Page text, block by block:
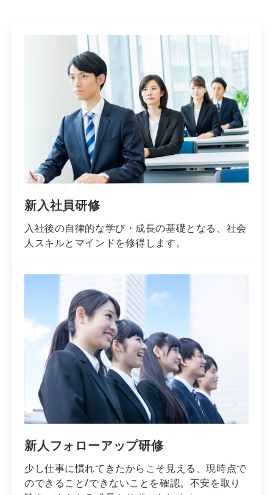
新入社員研修
入社後の自律的な学び・成長の基礎となる、社会
人スキルとマインドを修得します。
新人フォローアップ研修
少し仕事に慣れてきたからこそ見える、現時点で
のできること/できないことを確認。不安を取り